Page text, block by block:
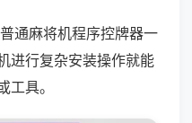
通麻将机程序控牌器一
进行复杂安装操作就能
具。